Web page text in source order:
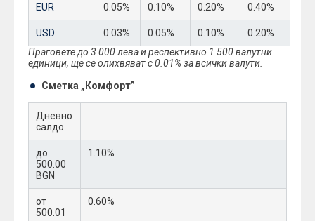
EUR 0.05% 0.10% 0.20% 0.40%
USD 0.03% 0.05% 0.10%
0.20%
Праговете до 3 000 лева и респективно 1 500 валутни
единици, ще се олихвяват с 0. 01% за всички валути.
Сметка „Комфорт”
Дневно
салдо
до
500.00
BGN
1.10%
от
500.01
0.60%